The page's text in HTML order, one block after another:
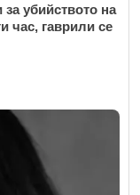
убийството на
час, гаврили се